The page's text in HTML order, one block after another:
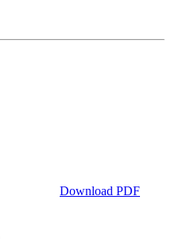
Download PDF